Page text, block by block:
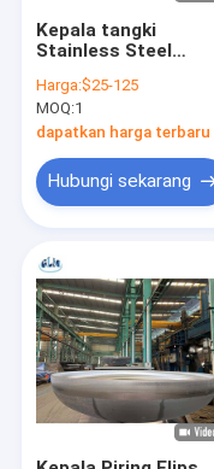
Kepala tangki
Stainless Steel
dengan rentang
ukuran yang
disesuaikan dan Butt
yang dilas atau
konstruksi tanpa
jahitan
Harga:$25-125
MOQ:1
dapatkan harga terbaru
Hubungi sekarang